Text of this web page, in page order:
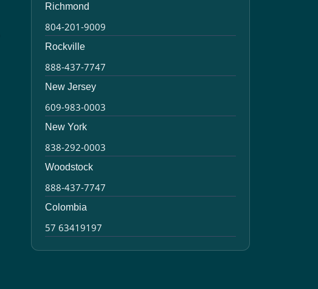
Richmond
804-201-9009
Rockville
888-437-7747
New Jersey
609-983-0003
New York
838-292-0003
Woodstock
888-437-7747
Colombia
57 63419197